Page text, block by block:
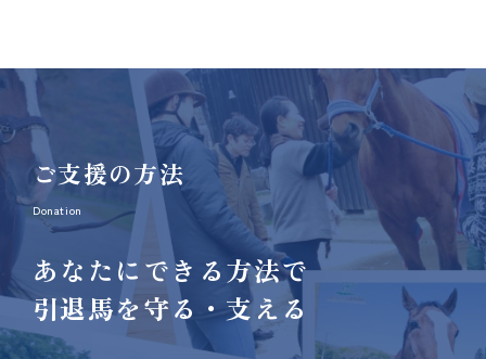
ご支援の方法
Donation
あなたにできる方法で
引退馬を守る・支える